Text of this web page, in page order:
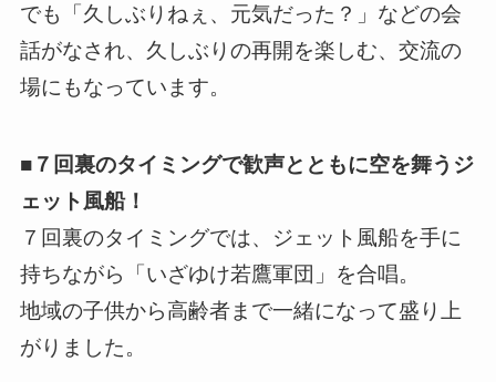
でも「久しぶりねぇ、元気だった？」などの会
話がなされ、久しぶりの再開を楽しむ、交流の
場にもなっています。
■７回裏のタイミングで歓声とともに空を舞うジ
ェット風船！
７回裏のタイミングでは、ジェット風船を手に
持ちながら「いざゆけ若鷹軍団」を合唱。
地域の子供から高齢者まで一緒になって盛り上
がりました。